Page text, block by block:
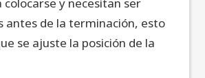
antes de la terminación, esto
se ajuste la posición de la